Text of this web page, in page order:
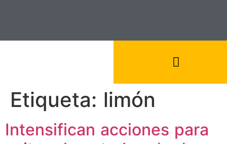
Etiqueta: limón
Intensifican acciones para